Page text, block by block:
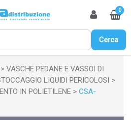
0
Cerca
VASCHE PEDANE E VASSOI DI
LIQUIDI PERICOLOSI
IN POLIETILENE
CSA-